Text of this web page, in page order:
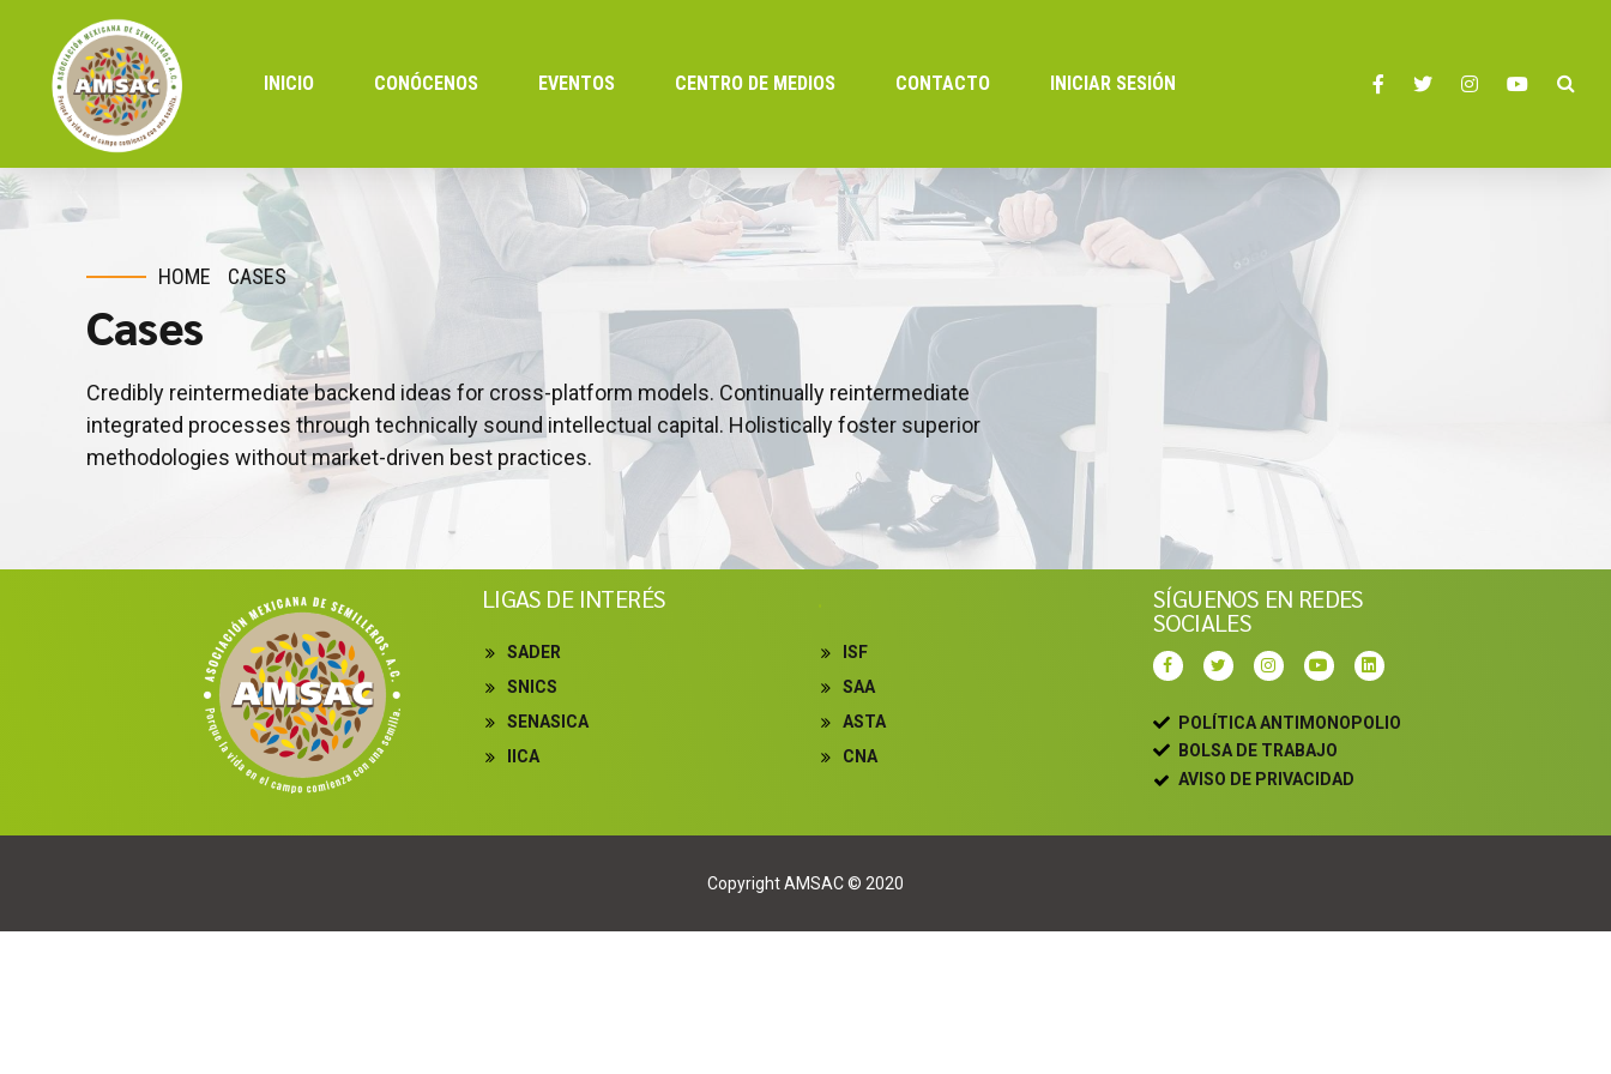
INICIO CONÓCENOS EVENTOS CENTRO DE MEDIOS CONTACTO INICIAR SESIÓN
HOME CASES
Cases
Credibly reintermediate backend ideas for cross-platform models. Continually reintermediate
integrated processes through technically sound intellectual capital. Holistically foster superior
methodologies without market-driven best practices.
LIGAS DE INTERÉS
SADER
SNICS
SENASICA
IICA
ISF
SAA
ASTA
CNA
SÍGUENOS EN REDES
SOCIALES
POLÍTICA ANTIMONOPOLIO
BOLSA DE TRABAJO
AVISO DE PRIVACIDAD
Copyright AMSAC © 2020